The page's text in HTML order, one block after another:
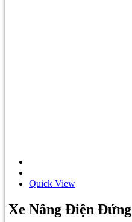
Quick View
Xe Nâng Điện Đứng